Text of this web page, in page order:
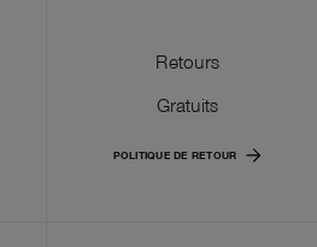
Retours
Gratuits
POLITIQUE DE RETOUR